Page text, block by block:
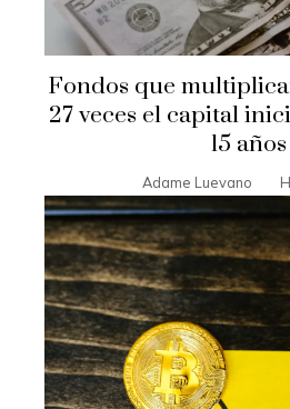
Fondos que
27 veces el capital
15 años
Adame Luevano